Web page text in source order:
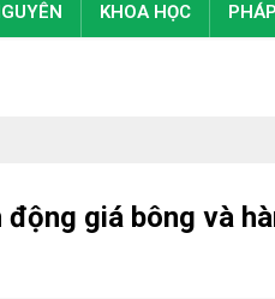
KHOA HỌC
giá bông và